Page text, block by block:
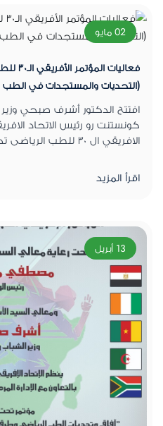
02 مايو
(التحديات والمستجدات في الطب الرياضي)
افتتح
كونستنت رو رئيس الاتحاد
الافريقي ال ٣٠ للطب
اقرأ المزيد
13 أبريل